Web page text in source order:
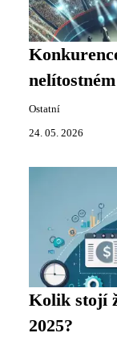
Ostatní
24. 05. 2026
Kolik stojí
2025?